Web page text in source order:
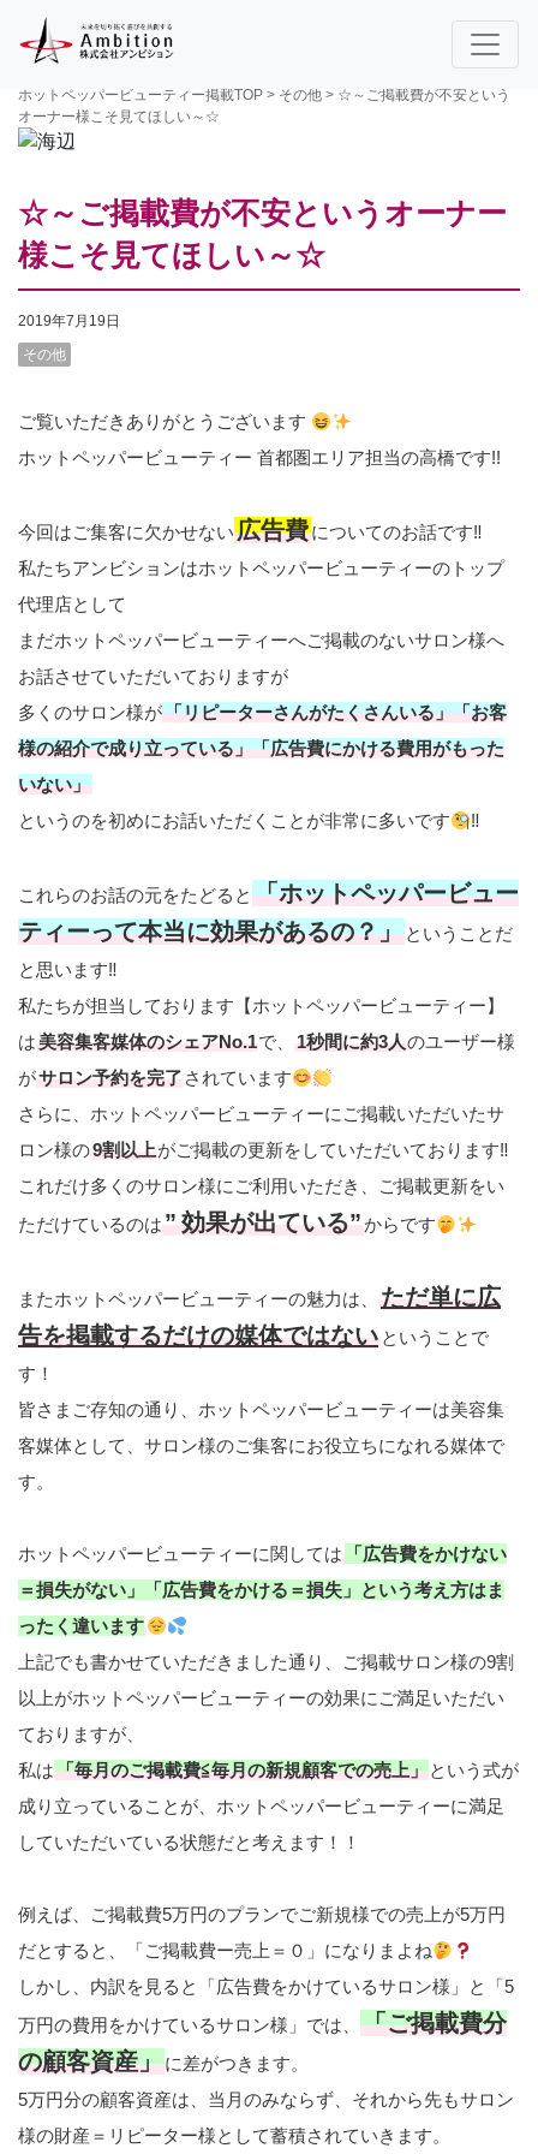
ホットペッパービューティー掲載TOP > その他 > ☆～ご掲載費が不安という
オーナー様こそ見てほしい～☆
☆～ご掲載費が不安というオーナー
様こそ見てほしい～☆
2019年7月19日
その他
ご覧いただきありがとうございます
ホットペッパービューティー 首都圏エリア担当の高橋です!!
今回はご集客に欠かせない広告費についてのお話です‼
私たちアンビションはホットペッパービューティーのトップ
代理店として
まだホットペッパービューティーへご掲載のないサロン様へ
お話させていただいておりますが
多くのサロン様が「リピーターさんがたくさんいる」「お客
様の紹介で成り立っている」「広告費にかける費用がもった
いない」
というのを初めにお話いただくことが非常に多いです
‼
これらのお話の元をたどると 「ホットペッパービュー
ティーって本当に効果があるの？」 ということだ
と思います‼
私たちが担当しております【ホットペッパービューティー】
は美容集客媒体のシェアNo.1で、 1秒間に約3人のユーザー様
がサロン予約を完了 されています
さらに、ホットペッパービューティーにご掲載いただいたサ
ロン様の9割以上がご掲載の更新をしていただいております‼
これだけ多くのサロン様にご利用いただき、ご掲載更新をい
ただけているのは ” 効果が出ている”からです
またホットペッパービューティーの魅力は、
ただ単に広
告を掲載するだけの媒体ではない ということで
す！
皆さまご存知の通り、ホットペッパービューティーは美容集
客媒体として、サロン様のご集客にお役立ちになれる媒体で
す。
ホットペッパービューティーに関しては
「広告費をかけない
＝損失がない」「広告費をかける＝損失」という考え方はま
ったく違います
上記でも書かせていただきました通り、ご掲載サロン様の9割
以上がホットペッパービューティーの効果にご満足いただい
ておりますが、
私は「毎月のご掲載費≦毎月の新規顧客での売上」 という式が
成り立っていることが、ホットペッパービューティーに満足
していただいている状態だと考えます！！
例えば、ご掲載費5万円のプランでご新規様での売上が5万円
だとすると、「ご掲載費ー売上＝０」になりまよね
しかし、内訳を見ると「広告費をかけているサロン様」と「5
万円の費用をかけているサロン様」では、
「ご掲載費分
の顧客資産」に差がつきます。
5万円分の顧客資産は、当月のみならず、それから先もサロン
様の財産＝リピーター様として蓄積されていきます。